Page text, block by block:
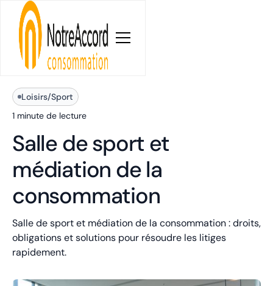
Blog
Loisirs/Sport
1 minute de lecture
Salle de sport et
médiation de la
consommation
Salle de sport et médiation de la consommation : droits,
obligations et solutions pour résoudre les litiges
rapidement.